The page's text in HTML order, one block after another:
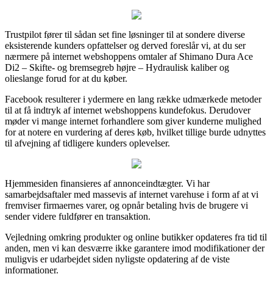
Trustpilot fører til sådan set fine løsninger til at sondere diverse
eksisterende kunders opfattelser og derved foreslår vi, at du ser
nærmere på internet webshoppens omtaler af Shimano Dura Ace
Di2 – Skifte- og bremsegreb højre – Hydraulisk kaliber og
olieslange forud for at du køber.
Facebook resulterer i ydermere en lang række udmærkede metoder
til at få indtryk af internet webshoppens kundefokus. Derudover
møder vi mange internet forhandlere som giver kunderne mulighed
for at notere en vurdering af deres køb, hvilket tillige burde udnyttes
til afvejning af tidligere kunders oplevelser.
Hjemmesiden finansieres af annonceindtægter. Vi har
samarbejdsaftaler med massevis af internet varehuse i form af at vi
fremviser firmaernes varer, og opnår betaling hvis de brugere vi
sender videre fuldfører en transaktion.
Vejledning omkring produkter og online butikker opdateres fra tid til
anden, men vi kan desværre ikke garantere imod modifikationer der
muligvis er udarbejdet siden nyligste opdatering af de viste
informationer.